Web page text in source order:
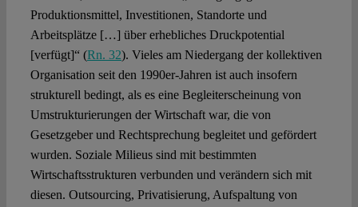
Produktionsmittel, Investitionen, Standorte und
Arbeitsplätze […] über erhebliches Druckpotential
[verfügt]“ (Rn. 32). Vieles am Niedergang der kollektiven
Organisation seit den 1990er-Jahren ist auch insofern
strukturell bedingt, als es eine Begleiterscheinung von
Umstrukturierungen der Wirtschaft war, die von
Gesetzgeber und Rechtsprechung begleitet und gefördert
wurden. Soziale Milieus sind mit bestimmten
Wirtschaftsstrukturen verbunden und verändern sich mit
diesen. Outsourcing, Privatisierung, Aufspaltung von